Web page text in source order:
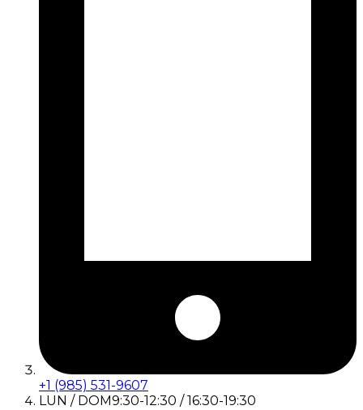
+1 (985) 531-9607
LUN / DOM9:30-12:30 / 16:30-19:30